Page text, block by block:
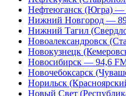
Нефтеюганск (Югра) —
Нижний Новгород —
Нижний Тагил
Новоалександровск
Новокузнецк
Новосибирск — 94,6
Новочебоксарск
Норильск
Новый Свет